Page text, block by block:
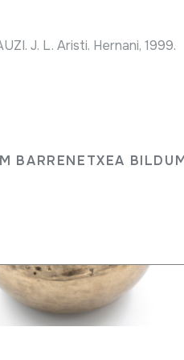
BARRENETXEA
J. L. Aristi. Hernani, 1999.